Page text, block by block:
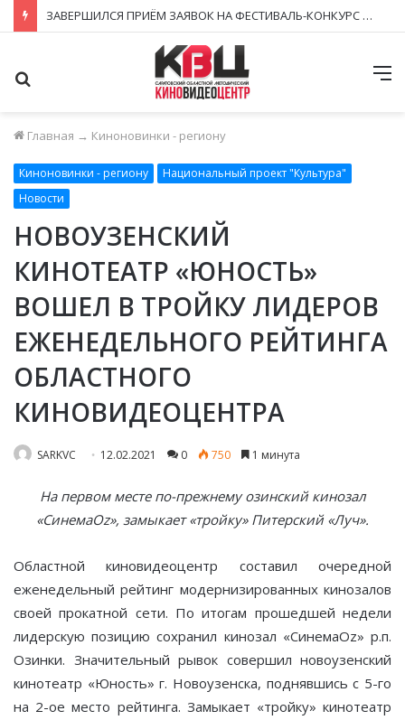
ЗАВЕРШИЛСЯ ПРИЁМ ЗАЯВОК НА ФЕСТИВАЛЬ-КОНКУРС «КИНОВЕРТИКАЛЬ 2026»
Главная → Киноновинки - региону
Киноновинки - региону
Национальный проект "Культура"
Новости
НОВОУЗЕНСКИЙ
КИНОТЕАТР «ЮНОСТЬ»
ВОШЕЛ В ТРОЙКУ ЛИДЕРОВ
ЕЖЕНЕДЕЛЬНОГО РЕЙТИНГА
ОБЛАСТНОГО
КИНОВИДЕОЦЕНТРА
SARKVC 12.02.2021 0 750 1 минута
На первом месте по-прежнему озинский кинозал
«СинемаOz», замыкает «тройку» Питерский «Луч».
Областной киновидеоцентр составил очередной
еженедельный рейтинг модернизированных кинозалов
своей прокатной сети. По итогам прошедшей недели
лидерскую позицию сохранил кинозал «СинемаOz» р.п.
Озинки. Значительный рывок совершил новоузенский
кинотеатр «Юность» г. Новоузенска, поднявшись с 5-го
на 2-ое место рейтинга. Замыкает «тройку» кинотеатр